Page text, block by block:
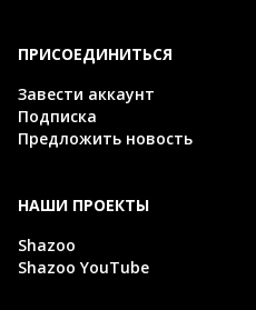
ПРИСОЕДИНИТЬСЯ
Завести аккаунт
Подписка
Предложить новость
НАШИ ПРОЕКТЫ
Shazoo
Shazoo YouTube